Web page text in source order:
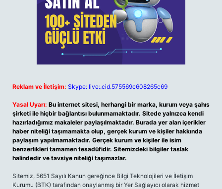
Reklam ve İletişim: Skype: live:.cid.575569c608265c69
Yasal Uyarı: Bu internet sitesi, herhangi bir marka, kurum veya şahıs
şirketi ile hiçbir bağlantısı bulunmamaktadır. Sitede yalnızca kendi
hazırladığımız makaleler paylaşılmaktadır. Burada yer alan içerikler
haber niteliği taşımamakta olup, gerçek kurum ve kişiler hakkında
paylaşım yapılmamaktadır. Gerçek kurum ve kişiler ile isim
benzerlikleri tamamen tesadüfidir. Sitemizdeki bilgiler taslak
halindedir ve tavsiye niteliği taşımazlar.
Sitemiz, 5651 Sayılı Kanun gereğince Bilgi Teknolojileri ve İletişim
Kurumu (BTK) tarafından onaylanmış bir Yer Sağlayıcı olarak hizmet